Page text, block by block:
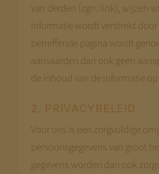
van derden (zgn. link), wijzen
informatie wordt verstrekt
betreffende pagina wordt
aanvaarden dan ook geen
de inhoud van de informatie op
2. PRIVACYBELEID
Voor ons is een zorgvuldige
persoonsgegevens van groot
gegevens worden dan ook